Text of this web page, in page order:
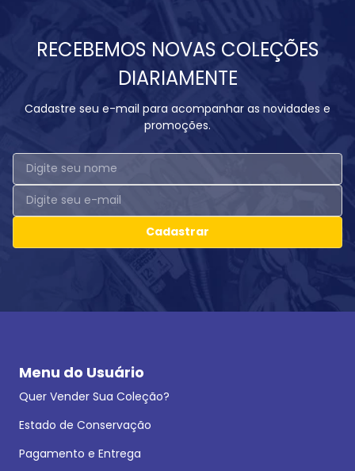
RECEBEMOS NOVAS COLEÇÕES
DIARIAMENTE
Cadastre seu e-mail para acompanhar as novidades e
promoções.
Cadastrar
Menu do Usuário
Quer Vender Sua Coleção?
Estado de Conservação
Pagamento e Entrega